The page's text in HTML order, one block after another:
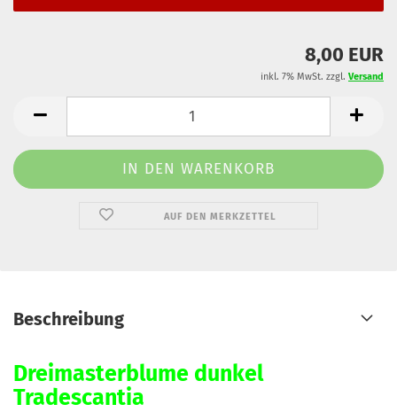
8,00 EUR
inkl. 7% MwSt. zzgl. Versand
AUF DEN MERKZETTEL
Beschreibung
Dreimasterblume dunkel
Tradescantia